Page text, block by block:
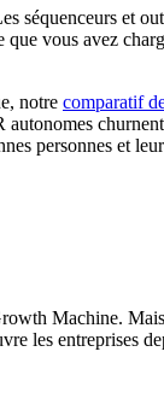
séquenceurs et
vous avez
notre comparatif
personnes et
Machine.
les entreprises